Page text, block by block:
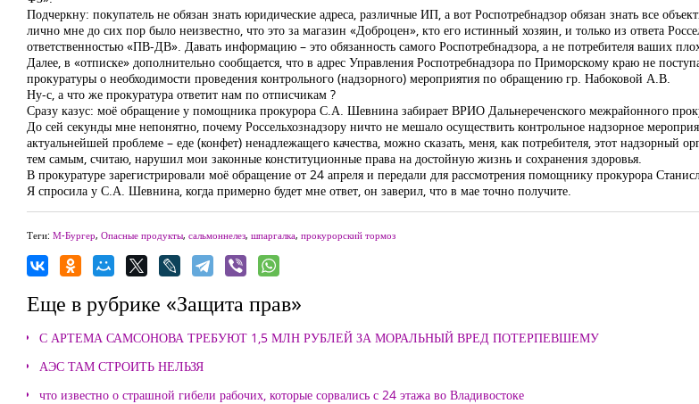
Подчеркну: покупатель не обязан знать юридические адреса, различные ИП, а вот Роспотребнадзор обязан знать все
лично мне до сих пор было неизвестно, что это за магазин «Доброцен», кто его истинный хозяин, и только из ответа
ответственностью «ПВ-ДВ». Давать информацию – это обязанность самого Роспотребнадзора, а не потребителя ваших
Далее, в «отписке» дополнительно сообщается, что в адрес Управления Роспотребнадзора по Приморскому краю не
прокуратуры о необходимости проведения контрольного (надзорного) мероприятия по обращению гр. Набоковой А.В.
Ну-с, а что же прокуратура ответит нам по отписчикам ?
Сразу казус: моё обращение у помощника прокурора С.А. Шевнина забирает ВРИО Дальнереченского межрайонного
До сей секунды мне непонятно, почему Россельхознадзору ничто не мешало осуществить контрольное надзорное
актуальнейшей проблеме – еде (конфет) ненадлежащего качества, можно сказать, меня, как потребителя, этот надзорный
тем самым, считаю, нарушил мои законные конституционные права на достойную жизнь и сохранения здоровья.
В прокуратуре зарегистрировали моё обращение от 24 апреля и передали для рассмотрения помощнику прокурора
Я спросила у С.А. Шевнина, когда примерно будет мне ответ, он заверил, что в мае точно получите.
Теги: М-Бургер, Опасные продукты, сальмоннелез, шпаргалка, прокурорский тормоз
Еще в рубрике «Защита прав»
С АРТЕМА САМСОНОВА ТРЕБУЮТ 1,5 МЛН РУБЛЕЙ ЗА МОРАЛЬНЫЙ ВРЕД ПОТЕРПЕВШЕМУ
АЭС ТАМ СТРОИТЬ НЕЛЬЗЯ
что известно о страшной гибели рабочих, которые сорвались с 24 этажа во Владивостоке